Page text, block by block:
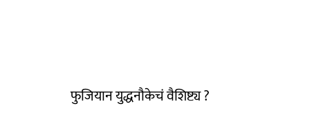
फुजियान युद्धनौकेचं वैशिष्ट्य ?